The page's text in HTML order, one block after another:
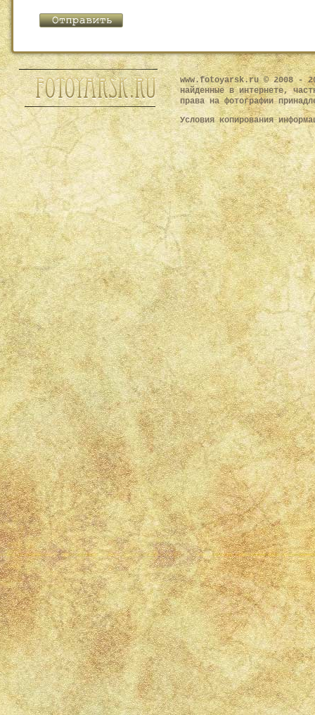
www.fotoyarsk.ru © 2008 -
найденные в интернете,
права на фотографии
Условия копирования